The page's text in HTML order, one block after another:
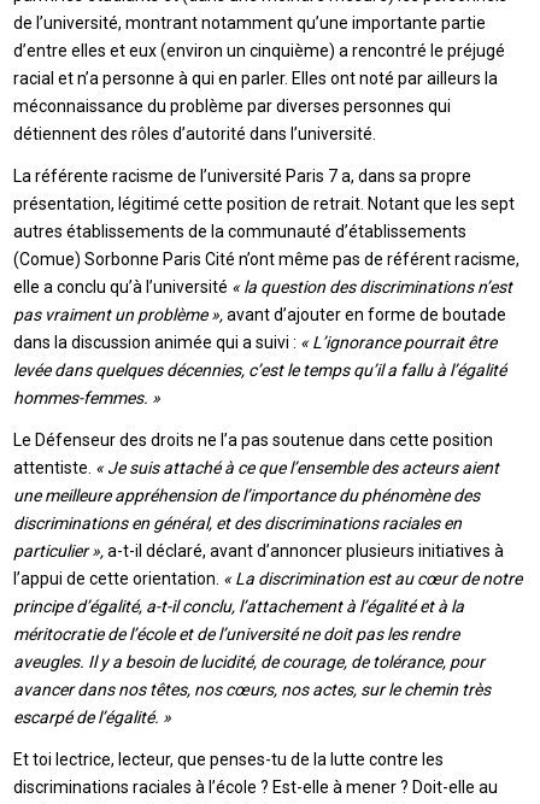
de l’université, montrant notamment qu’une importante partie
d’entre elles et eux (environ un cinquième) a rencontré le préjugé
racial et n’a personne à qui en parler. Elles ont noté par ailleurs la
méconnaissance du problème par diverses personnes qui
détiennent des rôles d’autorité dans l’université.
La référente racisme de l’université Paris 7 a, dans sa propre
présentation, légitimé cette position de retrait. Notant que les sept
autres établissements de la communauté d’établissements
(Comue) Sorbonne Paris Cité n’ont même pas de référent racisme,
elle a conclu qu’à l’université « la question des discriminations n’est
pas vraiment un problème »,avant d’ajouter en forme de boutade
dans la discussion animée qui a suivi : « L’ignorance pourrait être
levée dans quelques décennies, c’est le temps qu’il a fallu à l’égalité
hommes-femmes. »
Le Défenseur des droits ne l’a pas soutenue dans cette position
attentiste. « Je suis attaché à ce que l’ensemble des acteurs aient
une meilleure appréhension de l’importance du phénomène des
discriminations en général, et des discriminations raciales en
particulier »,a-t-il déclaré, avant d’annoncer plusieurs initiatives à
l’appui de cette orientation. « La discrimination est au cœur de notre
principe d’égalité, a-t-il conclu, l’attachement à l’égalité et à la
méritocratie de l’école et de l’université ne doit pas les rendre
aveugles. Il y a besoin de lucidité, de courage, de tolérance, pour
avancer dans nos têtes, nos cœurs, nos actes, sur le chemin très
escarpé de l’égalité. »
Et toi lectrice, lecteur, que penses-tu de la lutte contre les
discriminations raciales à l’école ? Est-elle à mener ? Doit-elle au